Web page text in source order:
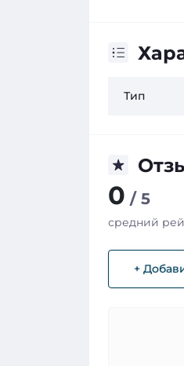
Тип
0 / 5
средний
+